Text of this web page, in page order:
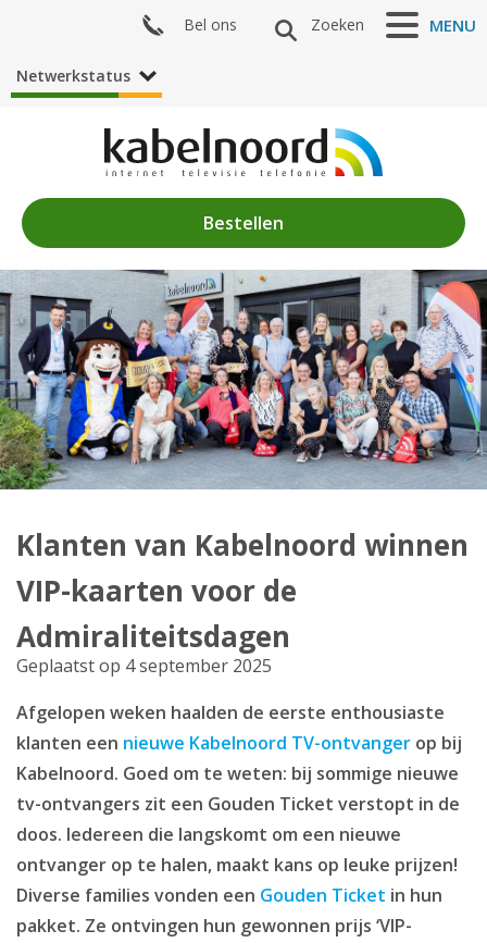
Nieuws
Algemeen
Acties
Zenderaanbod
Mijn Kabelnoord
Zakelijk
Mijn webmail
Bestellen
MENU
Zoeken
Bel ons
Netwerkstatus
Klanten van Kabelnoord winnen
VIP-kaarten voor de
Admiraliteitsdagen
Geplaatst op 4 september 2025
Afgelopen weken haalden de eerste enthousiaste
klanten een nieuwe Kabelnoord TV-ontvanger op bij
Kabelnoord. Goed om te weten: bij sommige nieuwe
tv-ontvangers zit een Gouden Ticket verstopt in de
doos. Iedereen die langskomt om een nieuwe
ontvanger op te halen, maakt kans op leuke prijzen!
Diverse families vonden een Gouden Ticket in hun
pakket. Ze ontvingen hun gewonnen prijs ‘VIP-